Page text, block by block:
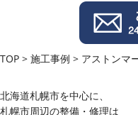
TOP > 施工事例 > アストンマ
北海道札幌市を中心に、
札幌市周辺の整備・修理は